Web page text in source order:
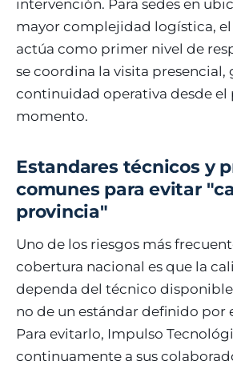
intervención. Para sedes en
mayor complejidad logística,
actúa como primer nivel de
se coordina la visita presencial,
continuidad operativa desde el
momento.
Estandares técnicos y
comunes para evitar
provincia"
Uno de los riesgos más
cobertura nacional es que la
dependa del técnico disponible
no de un estándar definido por
Para evitarlo, Impulso
continuamente a sus